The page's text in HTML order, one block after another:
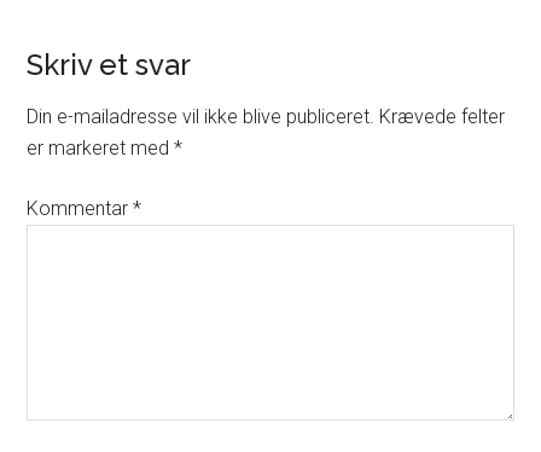
Skriv et svar
Din e-mailadresse vil ikke blive publiceret. Krævede felter
er markeret med*
Kommentar*